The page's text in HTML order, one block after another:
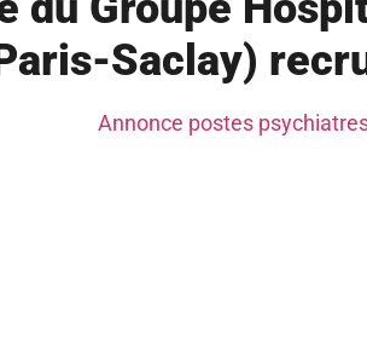
Saclay)
Annonce postes